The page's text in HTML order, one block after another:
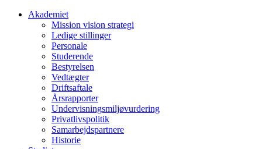
Akademiet
Mission vision strategi
Ledige stillinger
Personale
Studerende
Bestyrelsen
Vedtægter
Driftsaftale
Årsrapporter
Undervisningsmiljøvurdering
Privatlivspolitik
Samarbejdspartnere
Historie